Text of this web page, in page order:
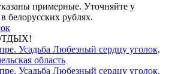
примерные. Уточняйте у
белорусских рублях.